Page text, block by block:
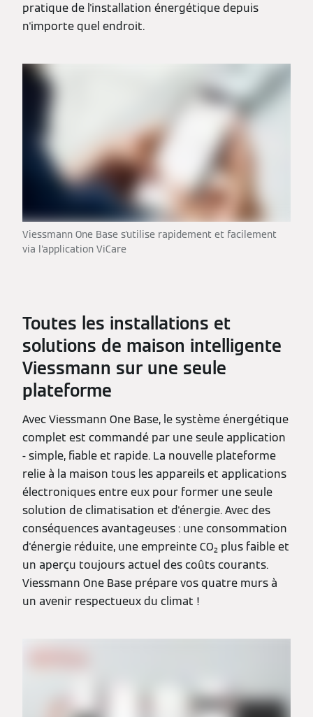
pratique de l'installation énergétique depuis
n'importe quel endroit.
Viessmann One Base s'utilise rapidement et facilement
via l'application ViCare
Toutes les installations et
solutions de maison intelligente
Viessmann sur une seule
plateforme
Avec Viessmann One Base, le système énergétique
complet est commandé par une seule application
- simple, fiable et rapide. La nouvelle plateforme
relie à la maison tous les appareils et applications
électroniques entre eux pour former une seule
solution de climatisation et d'énergie. Avec des
conséquences avantageuses : une consommation
d'énergie réduite, une empreinte CO₂ plus faible et
un aperçu toujours actuel des coûts courants.
Viessmann One Base prépare vos quatre murs à
un avenir respectueux du climat !